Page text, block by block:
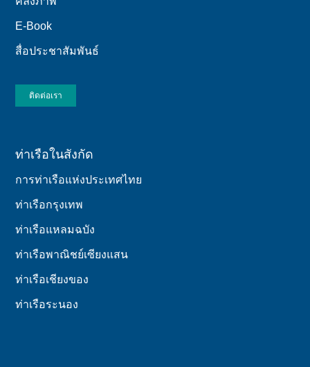
E-Book
สื่อประชาสัมพันธ์
ติดต่อเรา
ท่าเรือในสังกัด
การท่าเรือแห่งประเทศไทย
ท่าเรือกรุงเทพ
ท่าเรือแหลมฉบัง
ท่าเรือพาณิชย์เซียงแสน
ท่าเรือเชียงของ
ท่าเรือระนอง